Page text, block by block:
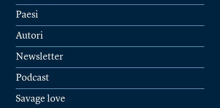
Paesi
Autori
Newsletter
Podcast
Savage love